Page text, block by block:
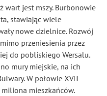
wart jest mszy. Burbonowie
stawiając wiele
nowe dzielnice. Rozwój
przeniesienia przez
do pobliskiego Wersalu.
mury miejskie, na ich
W połowie XVII
miliona mieszkańców.